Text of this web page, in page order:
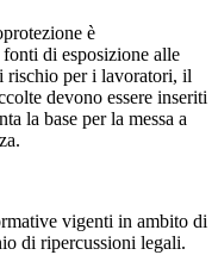
è
di esposizione alle
rischio per i lavoratori, il
devono essere inseriti
la base per la messa a
vigenti in ambito di
di ripercussioni legali.